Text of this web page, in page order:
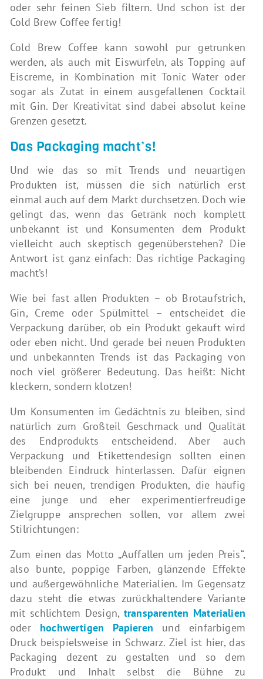
oder sehr feinen Sieb filtern. Und schon ist der
Cold Brew Coffee fertig!
Cold Brew Coffee kann sowohl pur getrunken
werden, als auch mit Eiswürfeln, als Topping auf
Eiscreme, in Kombination mit Tonic Water oder
sogar als Zutat in einem ausgefallenen Cocktail
mit Gin. Der Kreativität sind dabei absolut keine
Grenzen gesetzt.
Das Packaging macht’s!
Und wie das so mit Trends und neuartigen
Produkten ist, müssen die sich natürlich erst
einmal auch auf dem Markt durchsetzen. Doch wie
gelingt das, wenn das Getränk noch komplett
unbekannt ist und Konsumenten dem Produkt
vielleicht auch skeptisch gegenüberstehen? Die
Antwort ist ganz einfach: Das richtige Packaging
macht’s!
Wie bei fast allen Produkten – ob Brotaufstrich,
Gin, Creme oder Spülmittel – entscheidet die
Verpackung darüber, ob ein Produkt gekauft wird
oder eben nicht. Und gerade bei neuen Produkten
und unbekannten Trends ist das Packaging von
noch viel größerer Bedeutung. Das heißt: Nicht
kleckern, sondern klotzen!
Um Konsumenten im Gedächtnis zu bleiben, sind
natürlich zum Großteil Geschmack und Qualität
des Endprodukts entscheidend. Aber auch
Verpackung und Etikettendesign sollten einen
bleibenden Eindruck hinterlassen. Dafür eignen
sich bei neuen, trendigen Produkten, die häufig
eine junge und eher experimentierfreudige
Zielgruppe ansprechen sollen, vor allem zwei
Stilrichtungen:
Zum einen das Motto „Auffallen um jeden Preis“,
also bunte, poppige Farben, glänzende Effekte
und außergewöhnliche Materialien. Im Gegensatz
dazu steht die etwas zurückhaltendere Variante
mit schlichtem Design, transparenten Materialien
oder hochwertigen Papieren und einfarbigem
Druck beispielsweise in Schwarz. Ziel ist hier, das
Packaging dezent zu gestalten und so dem
Produkt und Inhalt selbst die Bühne zu